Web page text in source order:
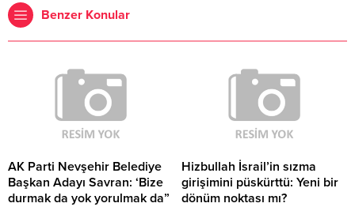
Benzer Konular
AK Parti Nevşehir Belediye
Başkan Adayı Savran: ‘Bize
durmak da yok yorulmak da”
Hizbullah İsrail’in sızma
girişimini püskürttü: Yeni bir
dönüm noktası mı?